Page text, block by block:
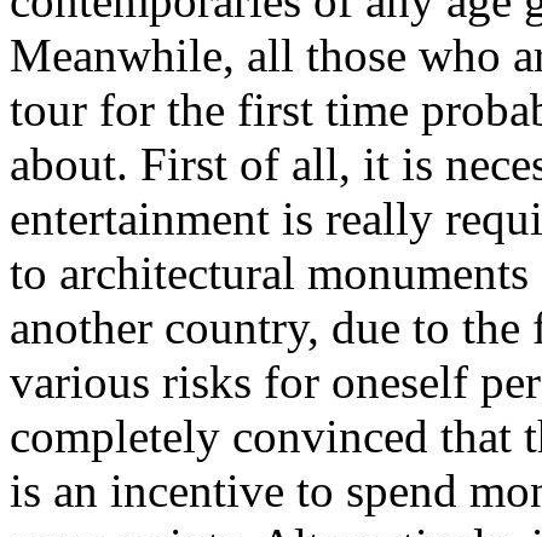
Meanwhile, all those who
tour for the first time
about. First of all, it is
entertainment is really
to architectural
another country, due to
various risks for oneself
completely convinced that
is an incentive to spend